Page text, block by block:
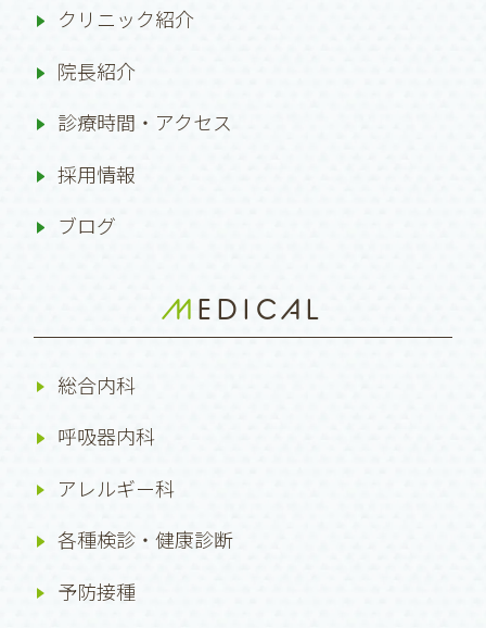
クリニック紹介
院長紹介
診療時間・アクセス
採用情報
ブログ
MEDICAL
総合内科
呼吸器内科
アレルギー科
各種検診・健康診断
予防接種